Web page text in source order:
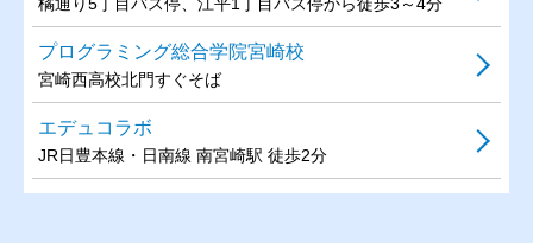
橘通り5丁目バス停、江平1丁目バス停から徒歩3～4分
プログラミング総合学院宮崎校
宮崎西高校北門すぐそば
エデュコラボ
JR日豊本線・日南線 南宮崎駅 徒歩2分